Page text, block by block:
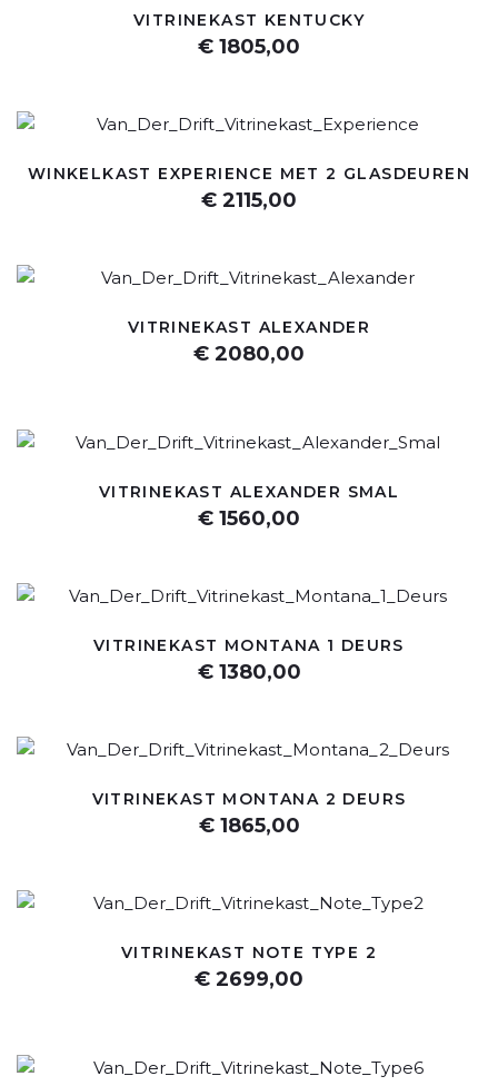
VITRINEKAST KENTUCKY
€ 1805,00
WINKELKAST EXPERIENCE MET 2 GLASDEUREN
€ 2115,00
VITRINEKAST ALEXANDER
€ 2080,00
VITRINEKAST ALEXANDER SMAL
€ 1560,00
VITRINEKAST MONTANA 1 DEURS
€ 1380,00
VITRINEKAST MONTANA 2 DEURS
€ 1865,00
VITRINEKAST NOTE TYPE 2
€ 2699,00